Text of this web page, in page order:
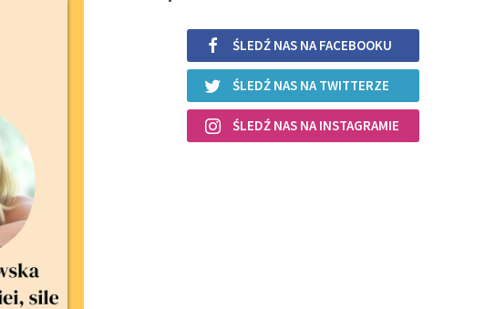
ŚLEDŹ NAS NA FACEBOOKU
ŚLEDŹ NAS NA TWITTERZE
ŚLEDŹ NAS NA INSTAGRAMIE